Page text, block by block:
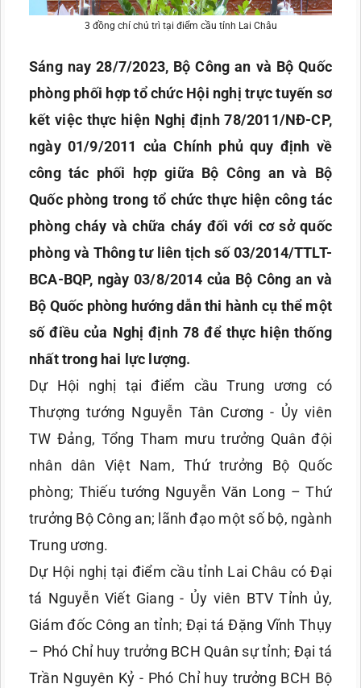
3 đồng chí chủ trì tại điểm cầu tỉnh Lai Châu
Sáng nay 28/7/2023, Bộ Công an và Bộ Quốc
phòng phối hợp tổ chức Hội nghị trực tuyến sơ
kết việc thực hiện Nghị định 78/2011/NĐ-CP,
ngày 01/9/2011 của Chính phủ quy định về
công tác phối hợp giữa Bộ Công an và Bộ
Quốc phòng trong tổ chức thực hiện công tác
phòng cháy và chữa cháy đối với cơ sở quốc
phòng và Thông tư liên tịch số 03/2014/TTLT-
BCA-BQP, ngày 03/8/2014 của Bộ Công an và
Bộ Quốc phòng hướng dẫn thi hành cụ thể một
số điều của Nghị định 78 để thực hiện thống
nhất trong hai lực lượng.
Dự Hội nghị tại điểm cầu Trung ương có
Thượng tướng Nguyễn Tân Cương - Ủy viên
TW Đảng, Tổng Tham mưu trưởng Quân đội
nhân dân Việt Nam, Thứ trưởng Bộ Quốc
phòng; Thiếu tướng Nguyễn Văn Long – Thứ
trưởng Bộ Công an; lãnh đạo một số bộ, ngành
Trung ương.
Dự Hội nghị tại điểm cầu tỉnh Lai Châu có Đại
tá Nguyễn Viết Giang - Ủy viên BTV Tỉnh ủy,
Giám đốc Công an tỉnh; Đại tá Đặng Vĩnh Thụy
– Phó Chỉ huy trưởng BCH Quân sự tỉnh; Đại tá
Trần Nguyên Kỷ - Phó Chỉ huy trưởng BCH Bộ